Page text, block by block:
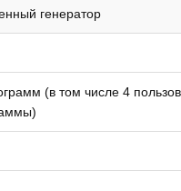
генератор
(в том числе 4